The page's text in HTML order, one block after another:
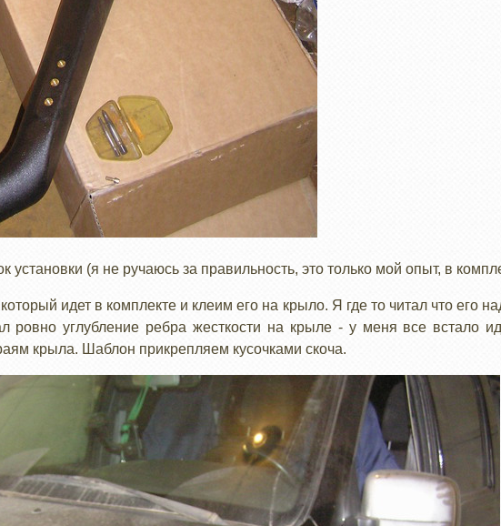
(я не ручаюсь за правильность, это только мой опыт, в
идет в комплекте и клеим его на крыло. Я где то читал что его
ровно углубление ребра жесткости на крыле - у меня все встало
крыла. Шаблон прикрепляем кусочками скоча.